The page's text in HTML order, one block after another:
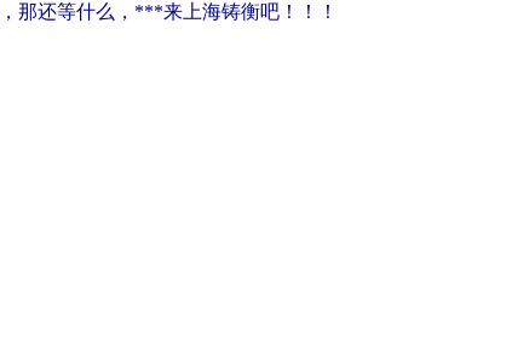
，那还等什么，***来上海铸衡吧！！！